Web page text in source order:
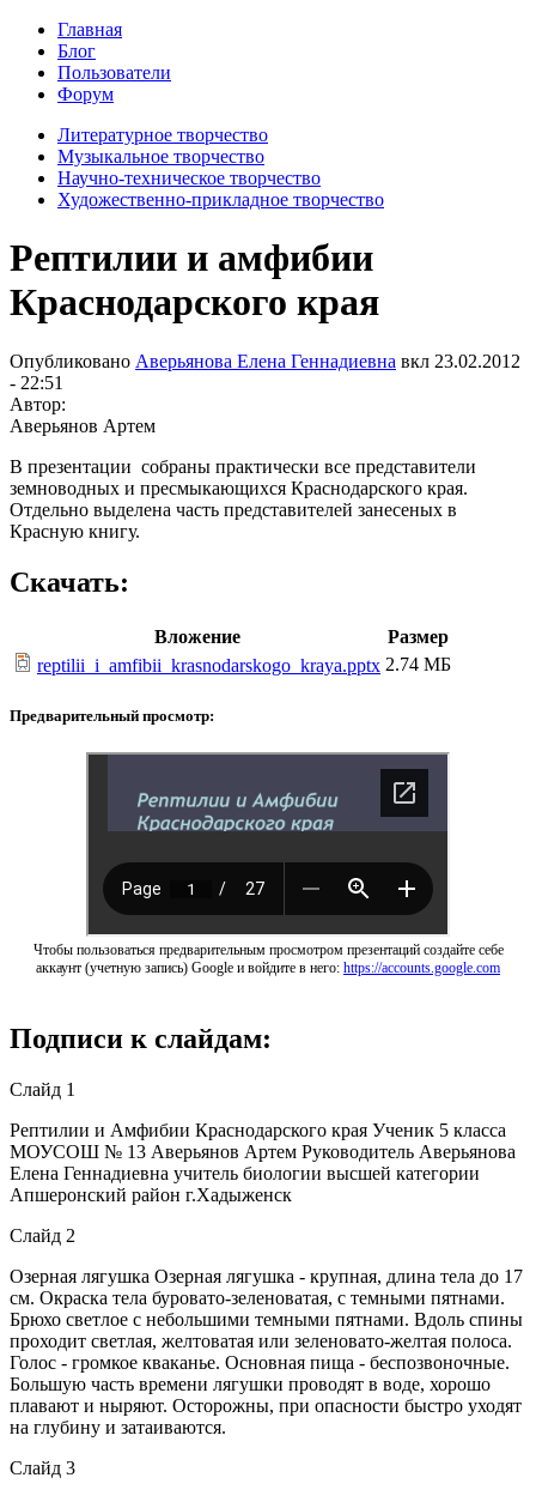
Главная
Блог
Пользователи
Форум
Литературное творчество
Музыкальное творчество
Научно-техническое творчество
Художественно-прикладное творчество
Рептилии и амфибии
Краснодарского края
Опубликовано Аверьянова Елена Геннадиевна вкл 23.02.2012
- 22:51
Автор:
Аверьянов Артем
В презентации собраны практически все представители
земноводных и пресмыкающихся Краснодарского края.
Отдельно выделена часть представителей занесеных в
Красную книгу.
Скачать:
Вложение
Размер
reptilii_i_amfibii_krasnodarskogo_kraya.pptx 2.74 МБ
Предварительный просмотр:
Чтобы пользоваться предварительным просмотром презентаций создайте себе
аккаунт (учетную запись) Google и войдите в него: https://accounts.google.com
Подписи к слайдам:
Слайд 1
Рептилии и Амфибии Краснодарского края Ученик 5 класса
МОУСОШ № 13 Аверьянов Артем Руководитель Аверьянова
Елена Геннадиевна учитель биологии высшей категории
Апшеронский район г.Хадыженск
Слайд 2
Озерная лягушка Озерная лягушка - крупная, длина тела до 17
см. Окраска тела буровато-зеленоватая, с темными пятнами.
Брюхо светлое с небольшими темными пятнами. Вдоль спины
проходит светлая, желтоватая или зеленовато-желтая полоса.
Голос - громкое кваканье. Основная пища - беспозвоночные.
Большую часть времени лягушки проводят в воде, хорошо
плавают и ныряют. Осторожны, при опасности быстро уходят
на глубину и затаиваются.
Слайд 3